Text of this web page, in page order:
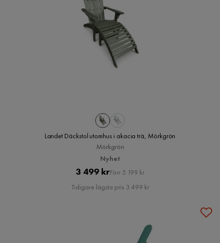
Landet Däckstol utomhus i akacia trä, Mörkgrön
Mörkgrön
Nyhet
Pris
3 499 krOriginal
Pris
Förr 5 199 kr
Tidigare lägsta pris 3 499 kr